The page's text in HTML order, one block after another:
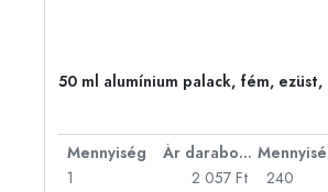
50 ml alumínium palack, fém, ezüst,
Mennyiség Ár darabonként
1
2 057 Ft
240